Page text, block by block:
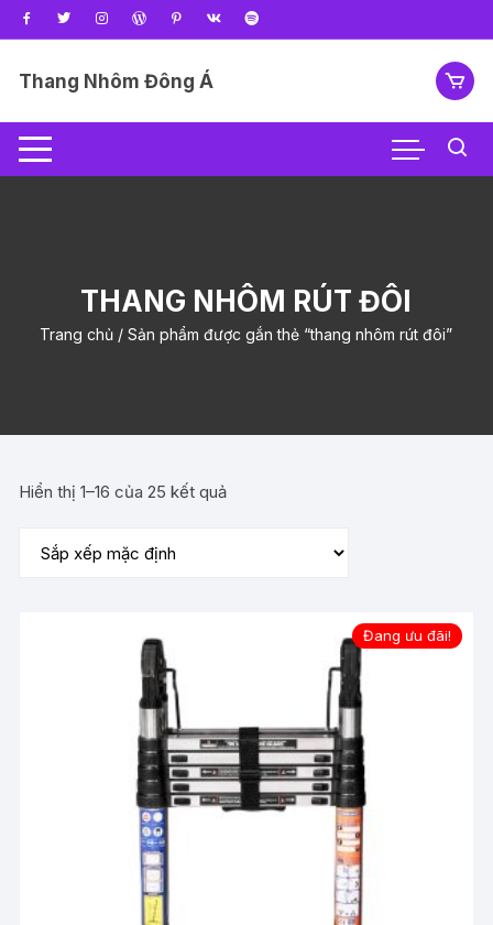
Chuyển
tới
dungThang Nhôm Đông Á
THANG NHÔM RÚT ĐÔI
Trang chủ / Sản phẩm được gắn thẻ “thang nhôm rút đôi”
Hiển thị 1–16 của 25 kết quả
Đang ưu đãi!